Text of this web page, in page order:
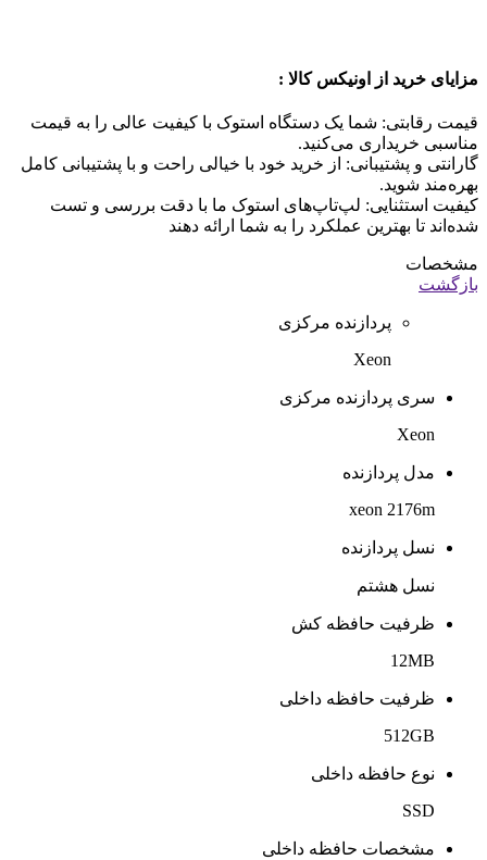
مزایای خرید از اونیکس کالا :
قیمت رقابتی: شما یک دستگاه استوک با کیفیت عالی را به قیمت
مناسبی خریداری می‌کنید.
گارانتی و پشتیبانی: از خرید خود با خیالی راحت و با پشتیبانی کامل
بهره‌مند شوید.
کیفیت استثنایی: لپ‌تاپ‌های استوک ما با دقت بررسی و تست
شده‌اند تا بهترین عملکرد را به شما ارائه دهند
مشخصات
بازگشت
پردازنده مرکزی
Xeon
سری پردازنده مرکزی
Xeon
مدل پردازنده
xeon 2176m
نسل پردازنده
نسل هشتم
ظرفیت حافظه کش
12MB
ظرفیت حافظه داخلی
512GB
نوع حافظه داخلی
SSD
مشخصات حافظه داخلی